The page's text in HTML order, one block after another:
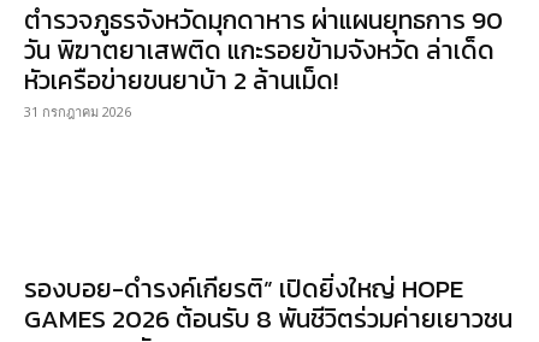
ตำรวจภูธรจังหวัดมุกดาหาร ผ่าแผนยุทธการ 90
วัน พิฆาตยาเสพติด แกะรอยข้ามจังหวัด ล่าเด็ด
หัวเครือข่ายขนยาบ้า 2 ล้านเม็ด!
31 กรกฎาคม 2026
รองบอย-ดำรงค์เกียรติ” เปิดยิ่งใหญ่ HOPE
GAMES 2026 ต้อนรับ 8 พันชีวิตร่วมค่ายเยาวชน